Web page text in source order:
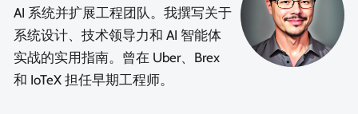
AI 系统并扩展工程团队。我撰写关于
系统设计、技术领导力和 AI 智能体
实战的实用指南。曾在 Uber、Brex
和 IoTeX 担任早期工程师。